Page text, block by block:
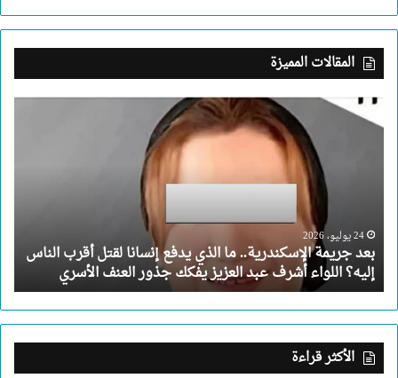
المقالات المميزة
بعد
جريمة
لقتل
أقرب
الناس
إليه؟
اللواء
أشرف
عبد
العزيز
24 يوليو، 2026
بعد جريمة الإسكندرية.. ما الذي يدفع إنسانا لقتل أقرب الناس
إليه؟ اللواء أشرف عبد العزيز يفكك جذور العنف الأسري
الأكثر قراءة